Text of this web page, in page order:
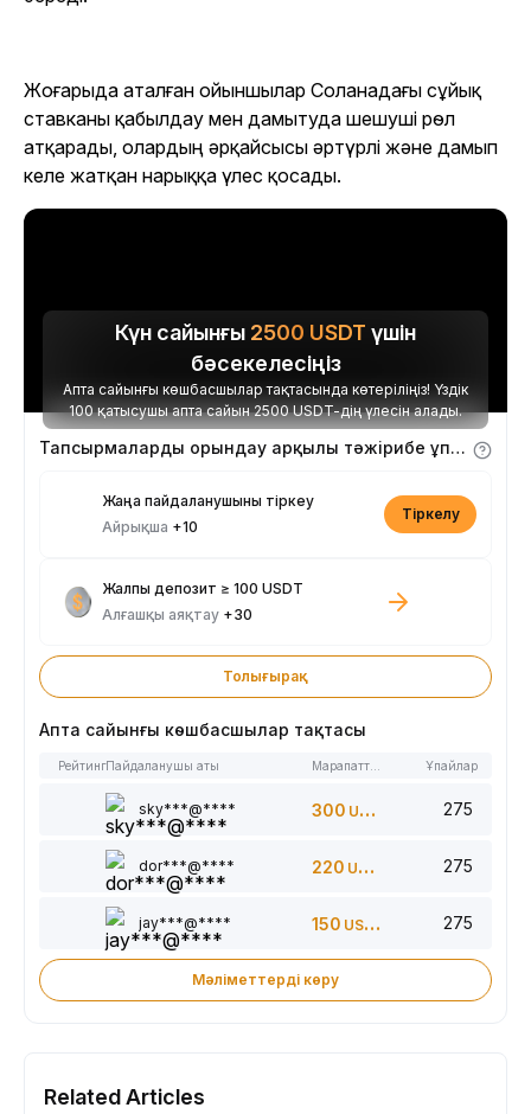
Жоғарыда аталған ойыншылар Соланадағы сұйық
ставканы қабылдау мен дамытуда шешуші рөл
атқарады, олардың әрқайсысы әртүрлі және дамып
келе жатқан нарыққа үлес қосады.
Күн сайынғы 2500 USDT үшін
бәсекелесіңіз
Апта сайынғы көшбасшылар тақтасында көтеріліңіз! Үздік
100 қатысушы апта сайын 2500 USDT-дің үлесін алады.
Тапсырмаларды орындау арқылы тәжірибе ұпайларын алыңыз
Жаңа пайдаланушыны тіркеу
Айрықша +10
Тіркелу
Жалпы депозит ≥ 100 USDT
Алғашқы аяқтау +30
Толығырақ
Апта сайынғы көшбасшылар тақтасы
РейтингПайдаланушы аты Ұпайлар
sky***@**** 300 USDT 275
dor***@**** 220 USDT 275
jay***@**** 150 USDT 275
Мәліметтерді көру
Related Articles